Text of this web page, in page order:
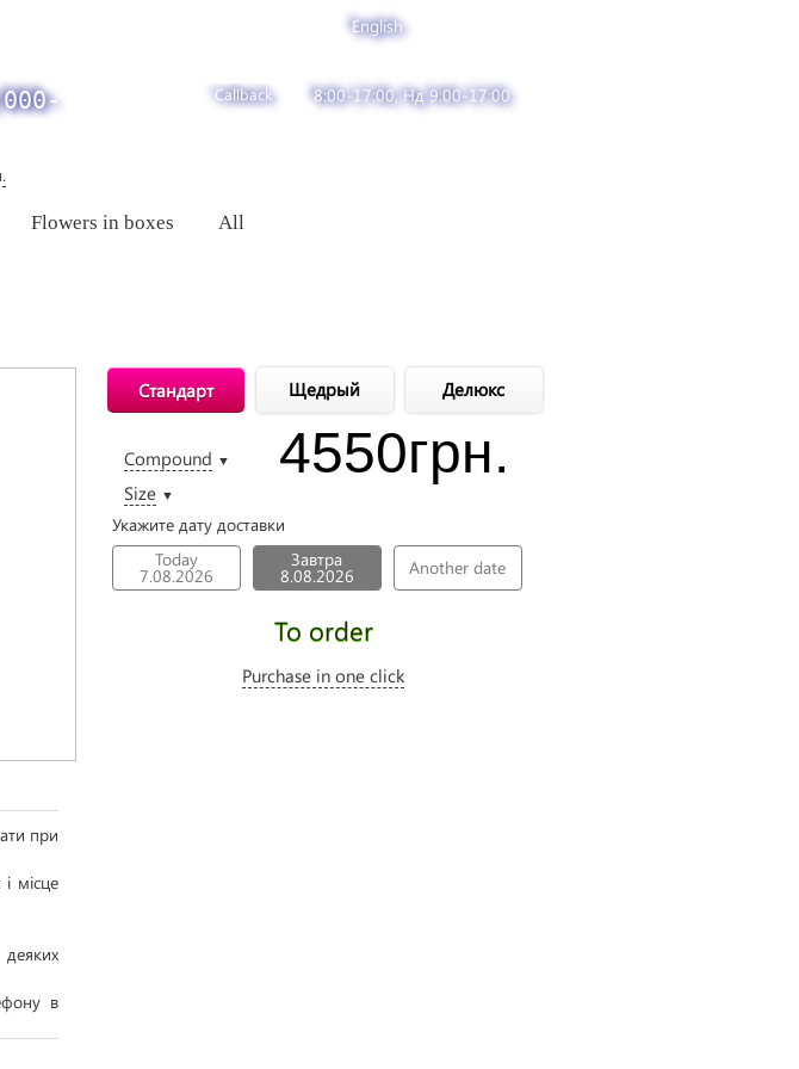
English
Callback 8:00-17:00, Нд 9:00-17:00
Flowers in boxes All
при
місце
в
Стандарт Щедрый Делюкс
Compound ▼
Size ▼
4550грн.
Укажите дату доставки
Today
7.08.2026
Завтра
8.08.2026 Another date
To order
Purchase in one click